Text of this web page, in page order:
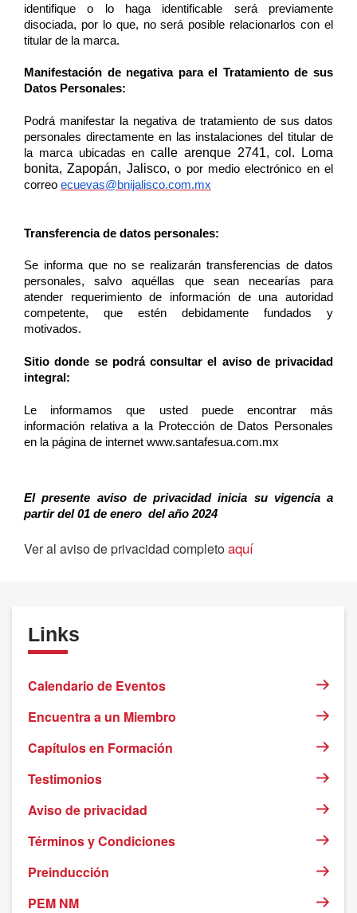
identifique o lo haga identificable será previamente
disociada, por lo que, no será posible relacionarlos con el
titular de la marca.
Manifestación de negativa para el Tratamiento de sus
Datos Personales:
Podrá manifestar la negativa de tratamiento de sus datos
personales directamente en las instalaciones del titular de
la marca ubicadas en calle arenque 2741, col. Loma
bonita, Zapopán, Jalisco,o por medio electrónico en el
correo ecuevas@bnijalisco.com.mx
Transferencia de datos personales:
Se informa que no se realizarán transferencias de datos
personales, salvo aquéllas que sean necearías para
atender requerimiento de información de una autoridad
competente, que estén debidamente fundados y
motivados.
Sitio donde se podrá consultar el aviso de privacidad
integral:
Le informamos que usted puede encontrar más
información relativa a la Protección de Datos Personales
en la página de internet www.santafesua.com.mx
El presente aviso de privacidad inicia su vigencia a
partir del 01 de enero del año 2024
Ver al aviso de privacidad completoaquí
Links
Calendario de Eventos
Encuentra a un Miembro
Capítulos en Formación
Testimonios
Aviso de privacidad
Términos y Condiciones
Preinducción
PEM NM